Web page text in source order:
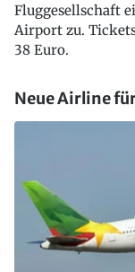
Fluggesellschaft
Airport zu.
38 Euro.
Neue Airline